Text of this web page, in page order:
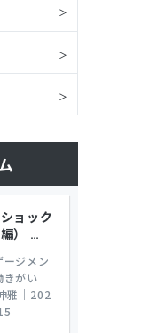
ョック
）
…
ージメン
きがい
雅 ｜ 202